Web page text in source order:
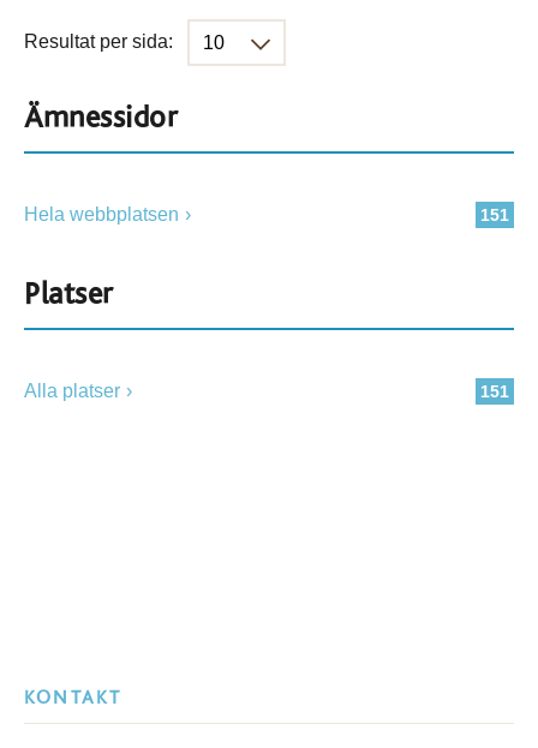
Resultat per sida:
Ämnessidor
151
Hela webbplatsen
Platser
151
Alla platser
KONTAKT